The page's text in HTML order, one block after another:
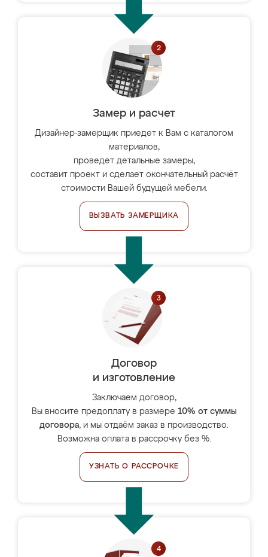
Замер и расчет
Дизайнер-замерщик приедет к Вам с каталогом
материалов,
проведёт детальные замеры,
составит проект и сделает окончательный расчёт
стоимости Вашей будущей мебели.
ВЫЗВАТЬ ЗАМЕРЩИКА
Договор
и изготовление
Заключаем договор,
Вы вносите предоплату в размере 10% от суммы
договора, и мы отдаём заказ в производство.
Возможна оплата в рассрочку без %.
УЗНАТЬ О РАССРОЧКЕ